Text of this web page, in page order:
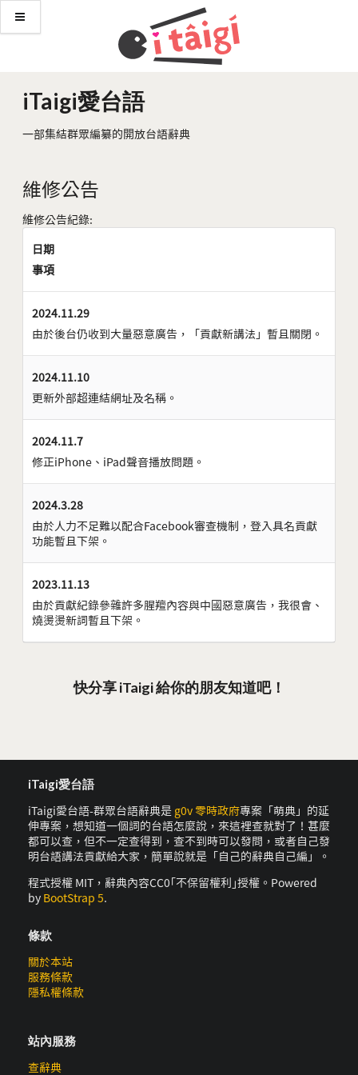
iTaigi愛台語
一部集結群眾編纂的開放台語辭典
維修公告
維修公告紀錄:
日期
事項
2024.11.29
由於後台仍收到大量惡意廣告，「貢獻新講法」暫且關閉。
2024.11.10
更新外部超連結網址及名稱。
2024.11.7
修正iPhone、iPad聲音播放問題。
2024.3.28
由於人力不足難以配合Facebook審查機制，登入具名貢獻
功能暫且下架。
2023.11.13
由於貢獻紀錄參雜許多腥羶內容與中國惡意廣告，我很會、
燒燙燙新詞暫且下架。
快分享 iTaigi 給你的朋友知道吧！
iTaigi愛台語
iTaigi愛台語-群眾台語辭典是 g0v 零時政府專案「萌典」的延
伸專案，想知道一個詞的台語怎麼說，來這裡查就對了！甚麼
都可以查，但不一定查得到，查不到時可以發問，或者自己發
明台語講法貢獻給大家，簡單說就是「自己的辭典自己編」。
程式授權 MIT，辭典內容CC0｢不保留權利｣授權。Powered
by BootStrap 5.
條款
關於本站
服務條款
隱私權條款
站內服務
查辭典